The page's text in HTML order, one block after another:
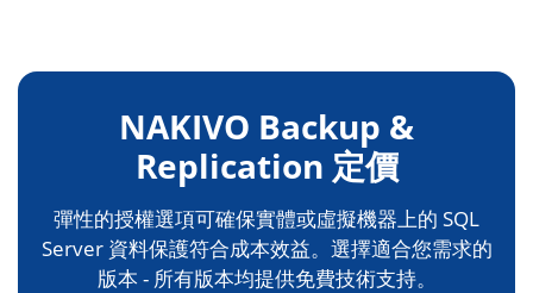
NAKIVO Backup &
Replication 定價
彈性的授權選項可確保實體或虛擬機器上的 SQL
Server 資料保護符合成本效益。選擇適合您需求的
版本 - 所有版本均提供免費技術支持。